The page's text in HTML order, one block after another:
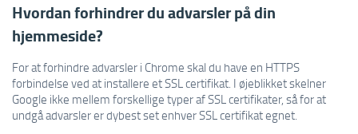
Hvordan forhindrer du advarsler på din
hjemmeside?
For at forhindre advarsler i Chrome skal du have en HTTPS
forbindelse ved at installere et SSL certifikat. I øjeblikket skelner
Google ikke mellem forskellige typer af SSL certifikater, så for at
undgå advarsler er dybest set enhver SSL certifikat egnet.